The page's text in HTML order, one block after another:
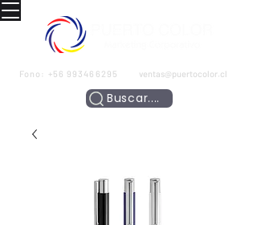
Fono: +56 993466295 ventas@puertocolor.cl
Buscar....